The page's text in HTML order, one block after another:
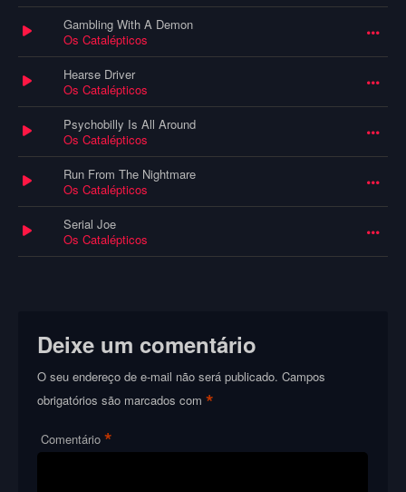
Gambling With A Demon
Os Catalépticos
Hearse Driver
Os Catalépticos
Psychobilly Is All Around
Os Catalépticos
Run From The Nightmare
Os Catalépticos
Serial Joe
Os Catalépticos
Deixe um comentário
O seu endereço de e-mail não será publicado. Campos
obrigatórios são marcados com*
Comentário *